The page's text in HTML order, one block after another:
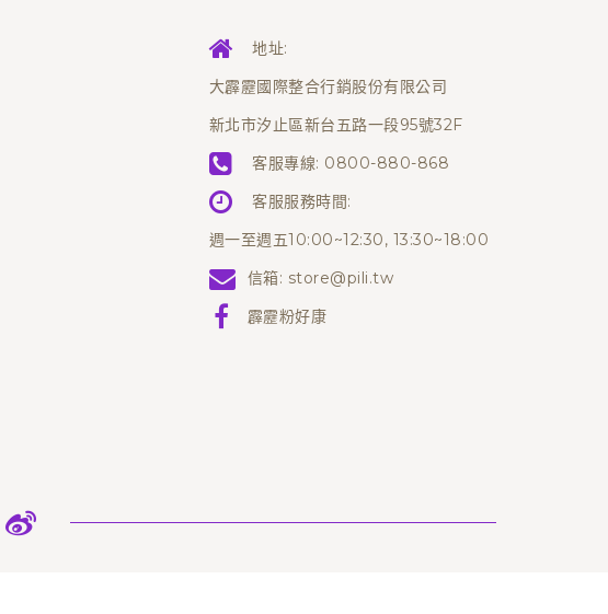
地址:
大霹靂國際整合行銷股份有限公司
新北市汐止區新台五路一段95號32F
客服專線: 0800-880-868
客服服務時間:
週一至週五10:00~12:30, 13:30~18:00
信箱: store@pili.tw
霹靂粉好康